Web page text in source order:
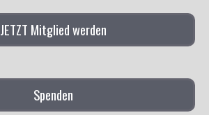
JETZT Mitglied werden
Spenden